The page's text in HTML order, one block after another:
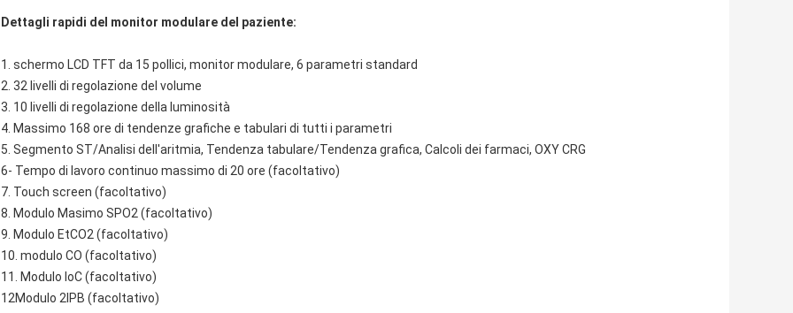
Dettagli rapidi del monitor modulare del paziente:
1. schermo LCD TFT da 15 pollici, monitor modulare, 6 parametri standard
2. 32 livelli di regolazione del volume
3. 10 livelli di regolazione della luminosità
4. Massimo 168 ore di tendenze grafiche e tabulari di tutti i parametri
5. Segmento ST/Analisi dell'aritmia, Tendenza tabulare/Tendenza grafica, Calcoli dei farmaci, OXY CRG
6- Tempo di lavoro continuo massimo di 20 ore (facoltativo)
7. Touch screen (facoltativo)
8. Modulo Masimo SPO2 (facoltativo)
9. Modulo EtCO2 (facoltativo)
10. modulo CO (facoltativo)
11. Modulo IoC (facoltativo)
12Modulo 2IPB (facoltativo)